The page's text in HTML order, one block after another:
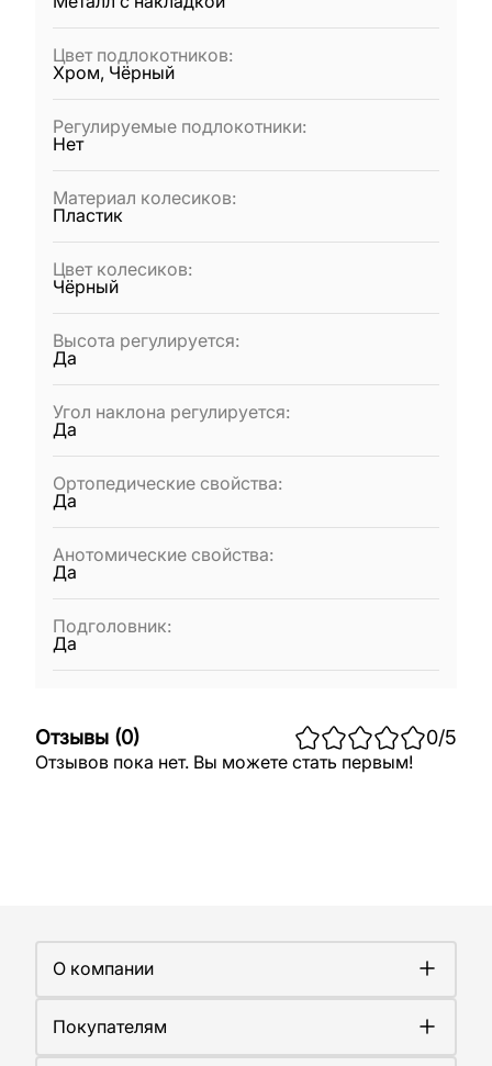
Цвет подлокотников:
Хром, Чёрный
Регулируемые подлокотники:
Нет
Материал колесиков:
Пластик
Цвет колесиков:
Чёрный
Высота регулируется:
Да
Угол наклона регулируется:
Да
Ортопедические свойства:
Да
Анотомические свойства:
Да
Подголовник:
Да
Отзывы (0) 0/5
Отзывов пока нет. Вы можете стать первым!
О компании
Работа у нас
Сертификаты
Покупателям